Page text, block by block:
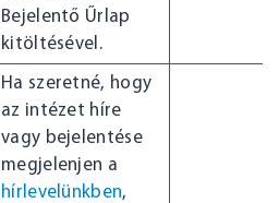
Bejelentő Űrlap
kitöltésével.
Ha szeretné, hogy
az intézet híre
vagy bejelentése
megjelenjen a
hírlevelünkben,